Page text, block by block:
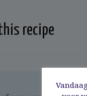
recipe